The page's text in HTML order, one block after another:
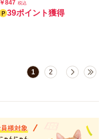
￥847 税込
39ポイント獲得
1 2